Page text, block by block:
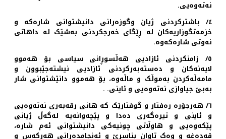
نەتەوەیی‌‌.
٤/ باشترکردنی ژیان وگوزەرانی دانیشتوانی شارەکە و
خزمەتگوزاریەکان لە ڕێگای خەرجکردنی بەشێک لە داهاتی
نەوتی شارەکەوە.
٥/ زامنکردنی ئازادیی هه‌ڵسوڕانی سیاسی بۆ هه‌موو
لایه‌نه‌کان و ده‌سته‌بەرکردنی ئازادیی نیشته‌جێبوون و
مامه‌ڵه‌کردن به‌موڵک و ماڵه‌وه، بۆ هه‌موو دانێشتوانی شار
به‌بێ جیاوازی نه‌ته‌وه‌یی و ئاینی‌. .
٦/ هه‌رجۆره‌ ره‌فتار و گوفتارێک که‌ هانی رقه‌به‌ری نەتەوەیی
و ئاینی و تیره‌گه‌ری ده‌دا و پێچه‌وانه‌یه‌ له‌گه‌ڵ ژیانی
پێکه‌وه‌یی و هاوڵاتی چونیه‌کی دانیشتوانی ئه‌م شاره‌،
قه‌ده‌غه‌ و وه‌ک تاوان بناسرێ و ئه‌نجامده‌رانی هه‌رکه‌س و